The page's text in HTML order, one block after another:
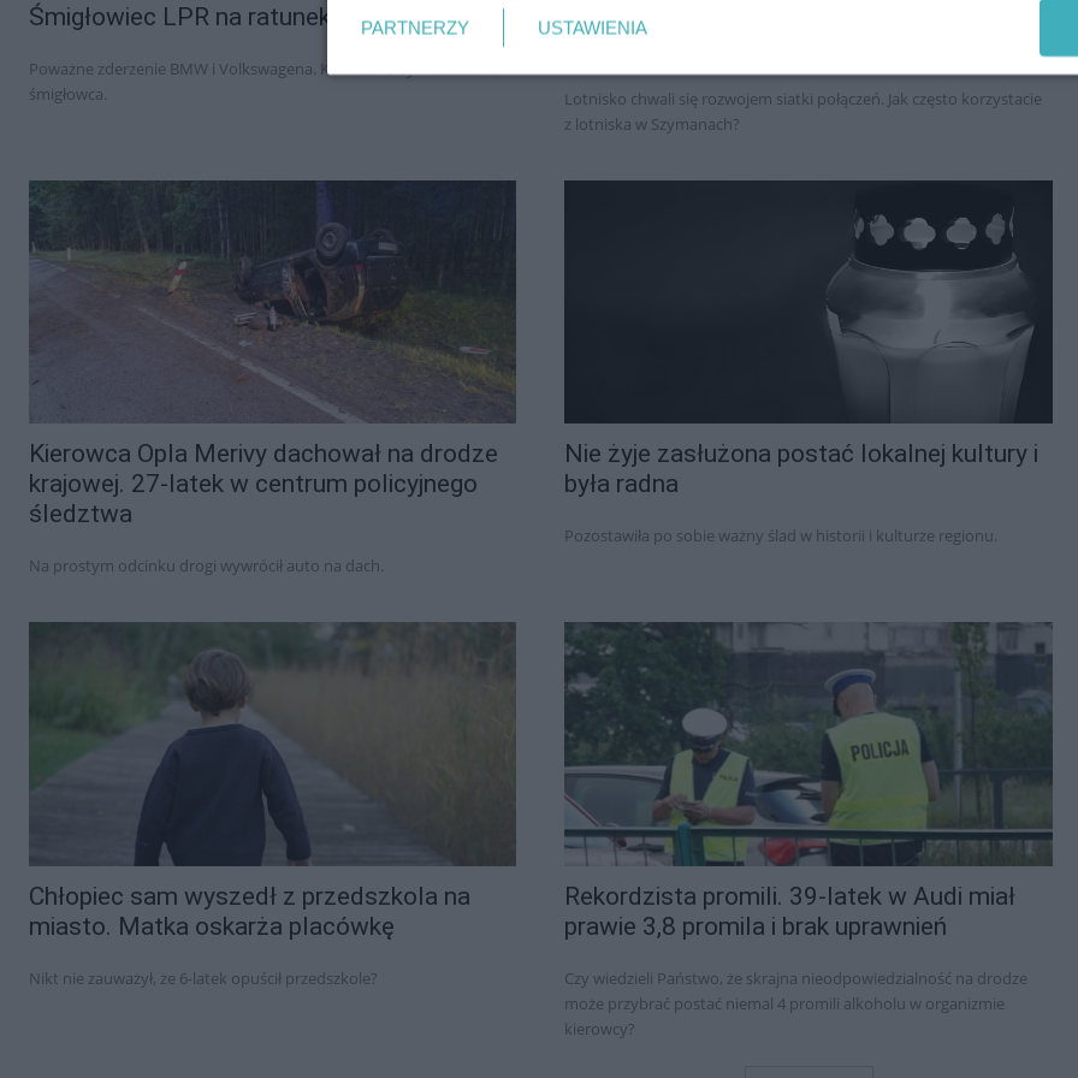
Śmigłowiec LPR na ratunek kobiecie
Poważne zderzenie BMW i Volkswagena. Konieczne było wezwanie
śmigłowca.
półrocze. Jedna statystyka bardzo rzuca
Lotnisko chwali się rozwojem siatki połączeń. Jak często korzystacie
z lotniska w Szymanach?
Kierowca Opla Merivy dachował na drodze
krajowej. 27-latek w centrum policyjnego
śledztwa
Na prostym odcinku drogi wywrócił auto na dach.
Nie żyje zasłużona postać lokalnej kultury i
była radna
Pozostawiła po sobie ważny ślad w historii i kulturze regionu.
Chłopiec sam wyszedł z przedszkola na
miasto. Matka oskarża placówkę
Nikt nie zauważył, że 6-latek opuścił przedszkole?
Rekordzista promili. 39-latek w Audi miał
prawie 3,8 promila i brak uprawnień
Czy wiedzieli Państwo, że skrajna nieodpowiedzialność na drodze
może przybrać postać niemal 4 promili alkoholu w organizmie
kierowcy?
PARTNERZY USTAWIENIA